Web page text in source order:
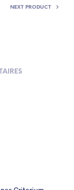
NEXT PRODUCT